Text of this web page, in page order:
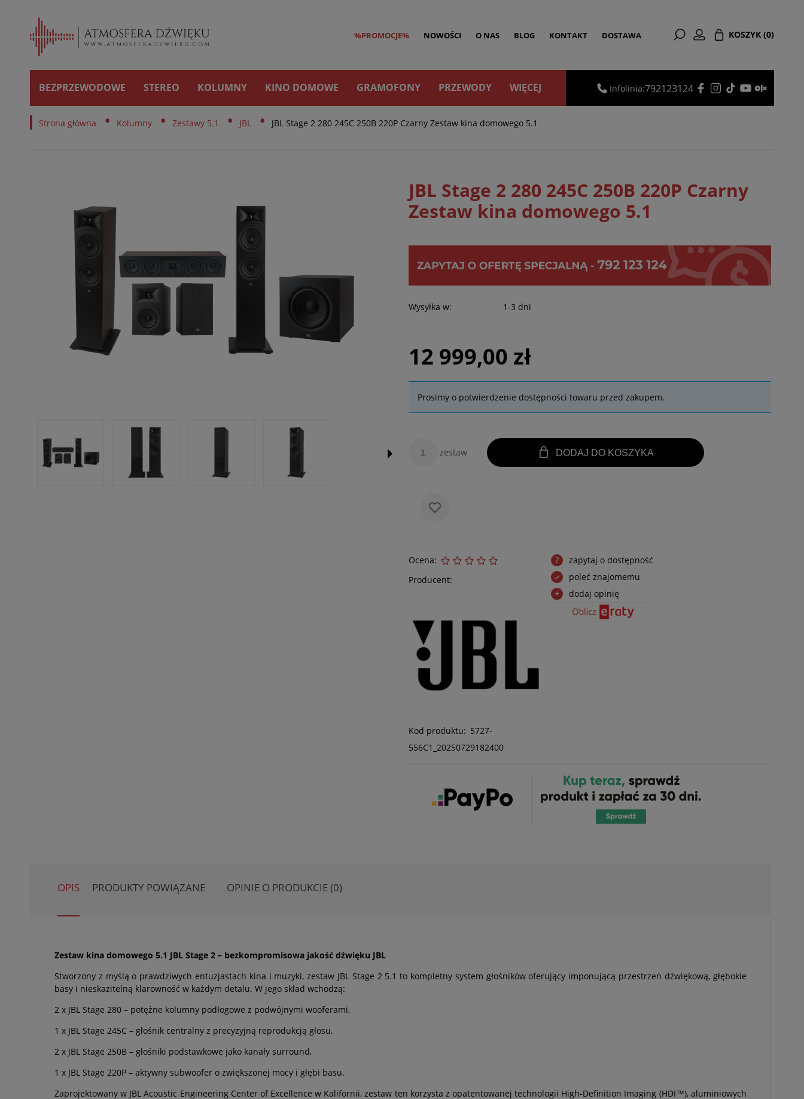
KOSZYK (0)
%PROMOCJE% NOWOŚCI O NAS BLOG KONTAKT DOSTAWA
BEZPRZEWODOWE STEREO KOLUMNY KINO DOMOWE GRAMOFONY PRZEWODY WIĘCEJ Infolinia:792123124
Strona główna • Kolumny • Zestawy 5.1 • JBL • JBL Stage 2 280 245C 250B 220P Czarny Zestaw kina domowego 5.1
JBL Stage 2 280 245C 250B 220P Czarny
Zestaw kina domowego 5.1
Wysyłka w: 1-3 dni
12 999,00 zł
Prosimy o potwierdzenie dostępności towaru przed zakupem.
zestaw DODAJ DO KOSZYKA
Ocena:
Producent:
Kod produktu: 5727-
556C1_20250729182400
zapytaj o dostępność
poleć znajomemu
dodaj opinię
OPIS PRODUKTY POWIĄZANE OPINIE O PRODUKCIE (0)
Zestaw kina domowego 5.1 JBL Stage 2 – bezkompromisowa jakość dźwięku JBL
Stworzony z myślą o prawdziwych entuzjastach kina i muzyki, zestaw JBL Stage 2 5.1 to kompletny system głośników oferujący imponującą przestrzeń dźwiękową, głębokie
basy i nieskazitelną klarowność w każdym detalu. W jego skład wchodzą:
2 x JBL Stage 280 – potężne kolumny podłogowe z podwójnymi wooferami,
1 x JBL Stage 245C – głośnik centralny z precyzyjną reprodukcją głosu,
2 x JBL Stage 250B – głośniki podstawkowe jako kanały surround,
1 x JBL Stage 220P – aktywny subwoofer o zwiększonej mocy i głębi basu.
Zaprojektowany w JBL Acoustic Engineering Center of Excellence w Kalifornii, zestaw ten korzysta z opatentowanej technologii High-Definition Imaging (HDI™), aluminiowych